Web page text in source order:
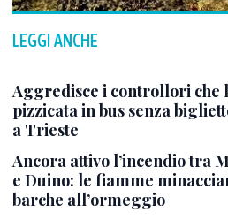
LEGGI ANCHE
Aggredisce i controllori che
pizzicata in bus senza
a Trieste
Ancora attivo l’incendio tra
e Duino: le fiamme
barche all’ormeggio